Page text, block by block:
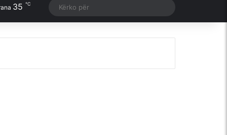
35 ℃ Switch skin
për